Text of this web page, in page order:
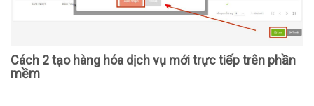
Cách 2 tạo hàng hóa dịch vụ mới trực tiếp trên phần
mềm